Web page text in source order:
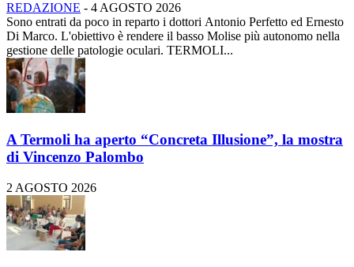
REDAZIONE - 4 AGOSTO 2026
Sono entrati da poco in reparto i dottori Antonio Perfetto ed Ernesto
Di Marco. L'obiettivo è rendere il basso Molise più autonomo nella
gestione delle patologie oculari. TERMOLI...
A Termoli ha aperto “Concreta Illusione”, la mostra
di Vincenzo Palombo
2 AGOSTO 2026